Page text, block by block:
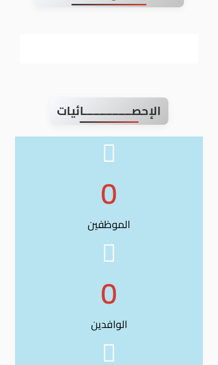
الإحصـــــــــــــــائيات
0
الموظفين
0
الوافدين